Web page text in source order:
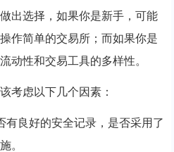
出选择，如果你是新手，可能
作简单的交易所；而如果你是
动性和交易工具的多样性。
考虑以下几个因素：
有良好的安全记录，是否采用了
。